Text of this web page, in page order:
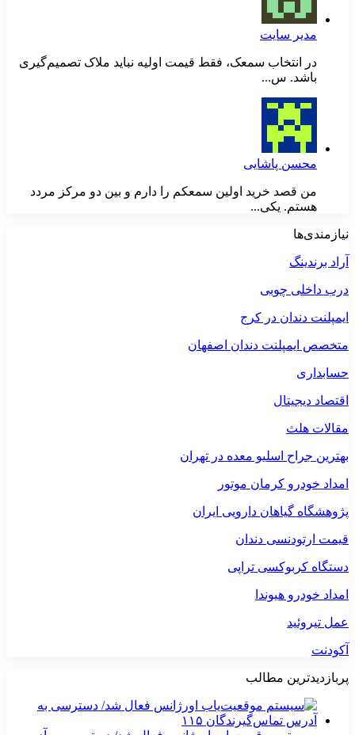
مدیر سایت
در انتخاب سمعک، فقط قیمت اولیه نباید ملاک تصمیم‌گیری
باشد. س...
محسن پاشایی
من قصد خرید اولین سمعکم را دارم و بین دو مرکز مردد
هستم. یکی...
نیازمندی‌ها
آراد برندینگ
درب داخلی چوبی
ایمپلنت دندان در کرج
متخصص ایمپلنت دندان اصفهان
حسابداری
اقتصاد دیجیتال
مقالات هلث
بهترین جراح اسلیو معده در تهران
امداد خودرو کرمان موتور
پژوهشگاه گیاهان دارویی ایران
قیمت ارتودنسی دندان
دستگاه کربوکسی تراپی
امداد خودرو هیوندا
عمل تیروئید
آکودنت
پربازدیدترین مطالب